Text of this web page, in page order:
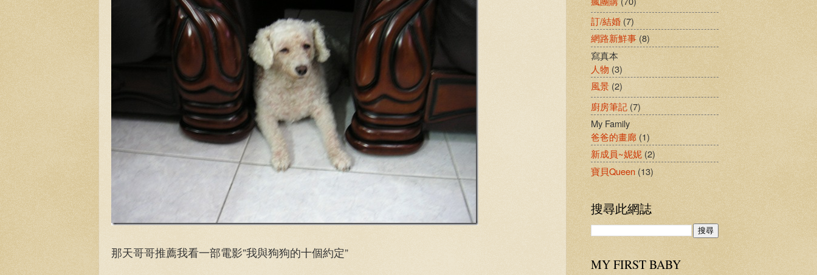
那天哥哥推薦我看一部電影”我與狗狗的十個約定”
訂/結婚 (7)
網路新鮮事 (8)
寫真本
人物 (3)
風景 (2)
廚房筆記 (7)
My Family
爸爸的畫廊 (1)
新成員~妮妮 (2)
寶貝Queen (13)
搜尋此網誌
MY FIRST BABY